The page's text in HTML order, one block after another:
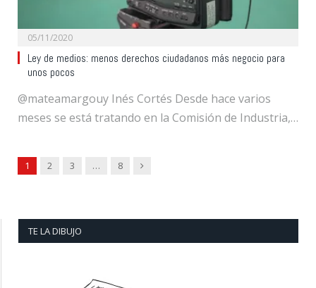
05/11/2020
Ley de medios: menos derechos ciudadanos más negocio para
unos pocos
@mateamargouy Inés Cortés Desde hace varios
meses se está tratando en la Comisión de Industria,…
1 2 3 … 8 Next
TE LA DIBUJO